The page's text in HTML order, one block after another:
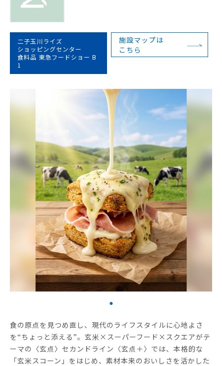
二子玉川ライズ
ショッピングセンター
食料品 東急フードショー B
1
施設マップは
こちら
食の原点を見つめ直し、現代のライフスタイルに心地よさ
を“ちょっと添える”。玄米×スーパーフード×スクエアがテ
ーマの〈玄点〉セカンドライン〈玄点＋〉では、本格的な
「玄米スコーン」をはじめ、素材本来のおいしさを活かした